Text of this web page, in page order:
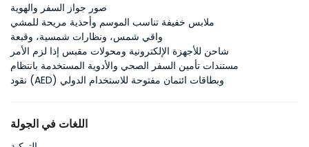
صور جواز السفر والهوية
ملابس خفيفة تناسب الموسم وأحذية مريحة للمشي
واقي شمس، ونظارات شمسية، وقبعة
شاحن للأجهزة الإلكترونية ومحولات مقبس إذا لزم الأمر
مستندات تأمين السفر الصحي والأدوية المستخدمة بانتظام
نقود (AED) وبطاقات ائتمان مفتوحة للاستخدام الدولي
اللغات في الجولة